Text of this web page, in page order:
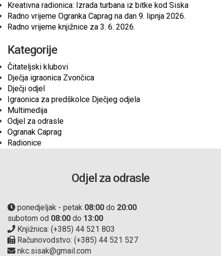
Kreativna radionica: Izrada turbana iz bitke kod Siska
Radno vrijeme Ogranka Caprag na dan 9. lipnja 2026.
Radno vrijeme knjižnice za 3. 6. 2026.
Kategorije
Čitateljski klubovi
Dječja igraonica Zvončica
Dječji odjel
Igraonica za predškolce Dječjeg odjela
Multimedija
Odjel za odrasle
Ogranak Caprag
Radionice
Odjel za odrasle
ponedjeljak - petak 08:00 do 20:00
subotom od 08:00 do 13:00
Knjižnica: (+385) 44 521 803
Računovodstvo: (+385) 44 521 527
nkc.sisak@gmail.com